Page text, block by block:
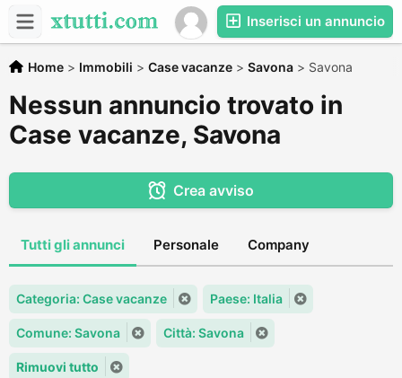
Inserisci un annuncio
Home > Immobili > Case vacanze > Savona > Savona
Nessun annuncio trovato in
Case vacanze, Savona
Crea avviso
Tutti gli annunci Personale Company
Categoria: Case vacanze Paese: Italia
Comune: Savona Città: Savona
Rimuovi tutto